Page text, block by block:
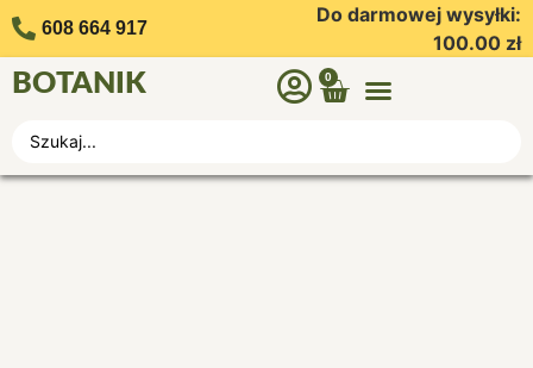
608 664 917
Do darmowej wysyłki:
100.00 zł
BOTANIK 0